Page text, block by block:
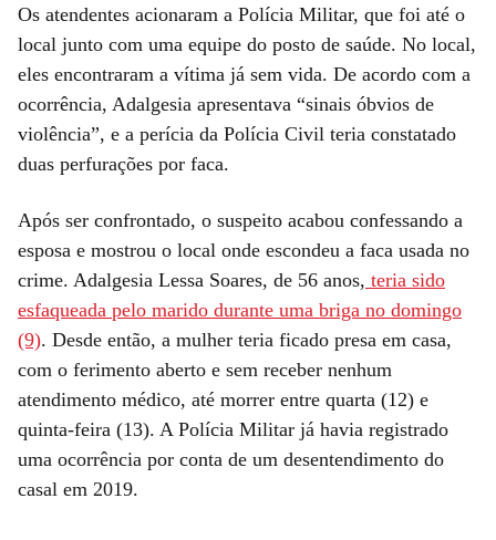
Os atendentes acionaram a Polícia Militar, que foi até o
local junto com uma equipe do posto de saúde. No local,
eles encontraram a vítima já sem vida. De acordo com a
ocorrência, Adalgesia apresentava “sinais óbvios de
violência”, e a perícia da Polícia Civil teria constatado
duas perfurações por faca.
Após ser confrontado, o suspeito acabou confessando a
esposa e mostrou o local onde escondeu a faca usada no
crime. Adalgesia Lessa Soares, de 56 anos, teria sido
esfaqueada pelo marido durante uma briga no domingo
(9). Desde então, a mulher teria ficado presa em casa,
com o ferimento aberto e sem receber nenhum
atendimento médico, até morrer entre quarta (12) e
quinta-feira (13). A Polícia Militar já havia registrado
uma ocorrência por conta de um desentendimento do
casal em 2019.